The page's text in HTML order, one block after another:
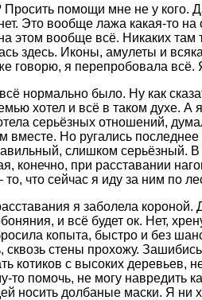
помощи мне не у кого.
Это вообще лажа какая-то
этом вообще всё. Никаких там
здесь. Иконы, амулеты и
говорю, я перепробовала всё.
нормально было. Ну как
хотел и всё в таком духе. А
серьёзных отношений,
вместе. Но ругались
слишком серьёзный. В
конечно, при расставании
что сейчас я иду за ним по
я заболела короной.
и всё будет ок. Нет,
копыта, быстро и без
сквозь стены прохожу.
котиков с высоких деревьев,
то помочь, не могу навредить
носить долбаные маски. Я ни